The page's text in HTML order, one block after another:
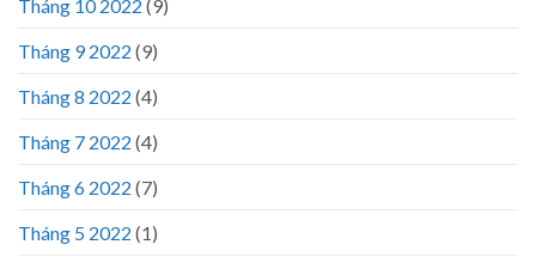
Tháng 10 2022 (9)
Tháng 9 2022 (9)
Tháng 8 2022 (4)
Tháng 7 2022 (4)
Tháng 6 2022 (7)
Tháng 5 2022 (1)